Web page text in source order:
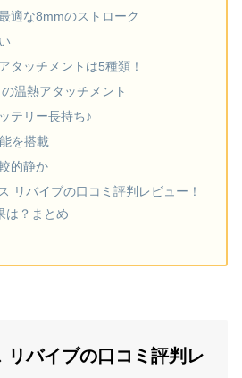
適な8mmのストローク
タッチメントは5種類！
温熱アタッチメント
テリー長持ち♪
を搭載
的静か
リバイブの口コミ評判レビュー！
は？まとめ
リバイブの口コミ評判レ